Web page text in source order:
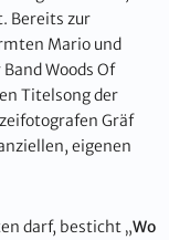
Bereits zur
Mario und
Woods Of
Titelsong der
Gräf
eigenen
darf, besticht „Wo